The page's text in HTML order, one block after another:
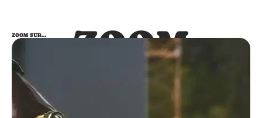
ZOOM
SUR…
ZOOM SUR…